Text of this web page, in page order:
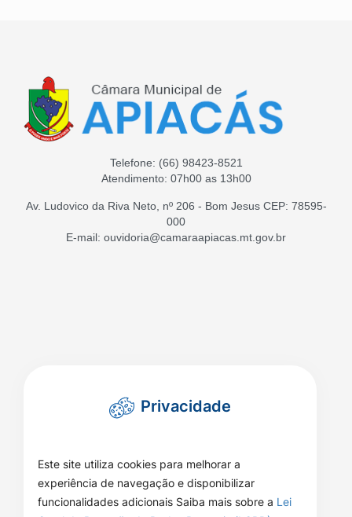
Telefone: (66) 98423-8521
Atendimento: 07h00 as 13h00
Av. Ludovico da Riva Neto, nº 206 - Bom Jesus CEP: 78595-
000
E-mail: ouvidoria@camaraapiacas.mt.gov.br
Privacidade
Este site utiliza cookies para melhorar a
experiência de navegação e disponibilizar
funcionalidades adicionais Saiba mais sobre a Lei